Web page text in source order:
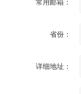
介
仪器特点
事项
常用邮箱：
省份：
详细地址：